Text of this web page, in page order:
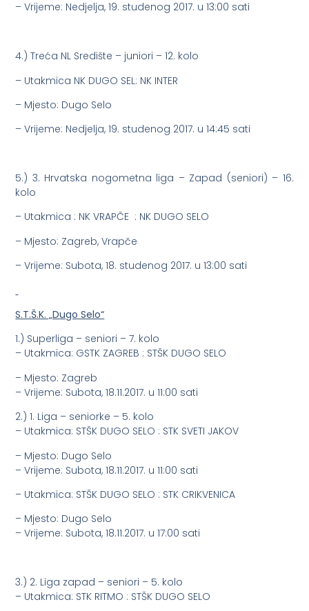
– Vrijeme: Nedjelja, 19. studenog 2017. u 13:00 sati
4.) Treća NL Središte – juniori – 12. kolo
– Utakmica NK DUGO SEL: NK INTER
– Mjesto: Dugo Selo
– Vrijeme: Nedjelja, 19. studenog 2017. u 14:45 sati
5.) 3. Hrvatska nogometna liga – Zapad (seniori) – 16.
kolo
– Utakmica : NK VRAPČE : NK DUGO SELO
– Mjesto: Zagreb, Vrapče
– Vrijeme: Subota, 18. studenog 2017. u 13:00 sati
S.T.Š.K. „Dugo Selo“
1.) Superliga – seniori – 7. kolo
– Utakmica: GSTK ZAGREB : STŠK DUGO SELO
– Mjesto: Zagreb
– Vrijeme: Subota, 18.11.2017. u 11:00 sati
2.) 1. Liga – seniorke – 5. kolo
– Utakmica: STŠK DUGO SELO : STK SVETI JAKOV
– Mjesto: Dugo Selo
– Vrijeme: Subota, 18.11.2017. u 11:00 sati
– Utakmica: STŠK DUGO SELO : STK CRIKVENICA
– Mjesto: Dugo Selo
– Vrijeme: Subota, 18.11.2017. u 17:00 sati
3.) 2. Liga zapad – seniori – 5. kolo
– Utakmica: STK RITMO : STŠK DUGO SELO